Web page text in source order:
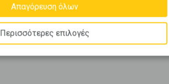
Απαγόρευση όλων
Περισσότερες επιλογές